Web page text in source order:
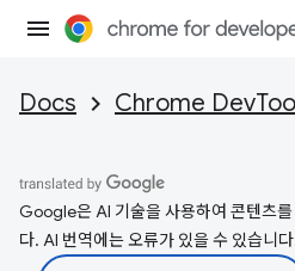
Docs Chrome
Google은 AI 기술을 사용하여 콘텐츠
다. AI 번역에는 오류가 있을 수 있습니